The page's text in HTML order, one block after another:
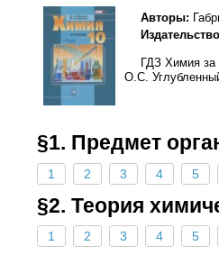
Авторы:
ГДЗ Химия за
О.С.
§1. Предмет
1 2 3 4 5
§2. Теория
1 2 3 4 5